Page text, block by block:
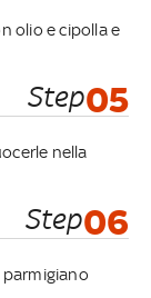
olio e cipolla e
Step05
nella
Step06